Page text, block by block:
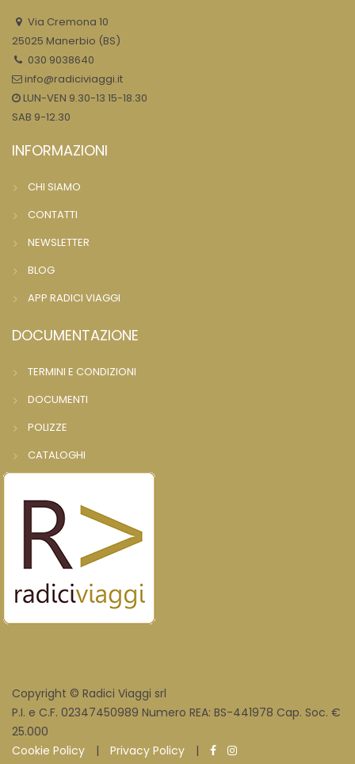
Via Cremona 10
25025 Manerbio (BS)
030 9038640
info@radiciviaggi.it
LUN-VEN 9.30-13 15-18.30
SAB 9-12.30
INFORMAZIONI
CHI SIAMO
CONTATTI
NEWSLETTER
BLOG
APP RADICI VIAGGI
DOCUMENTAZIONE
TERMINI E CONDIZIONI
DOCUMENTI
POLIZZE
CATALOGHI
Copyright © Radici Viaggi srl
P.I. e C.F. 02347450989 Numero REA: BS-441978 Cap. Soc. €
25.000
Cookie Policy
| Privacy Policy |